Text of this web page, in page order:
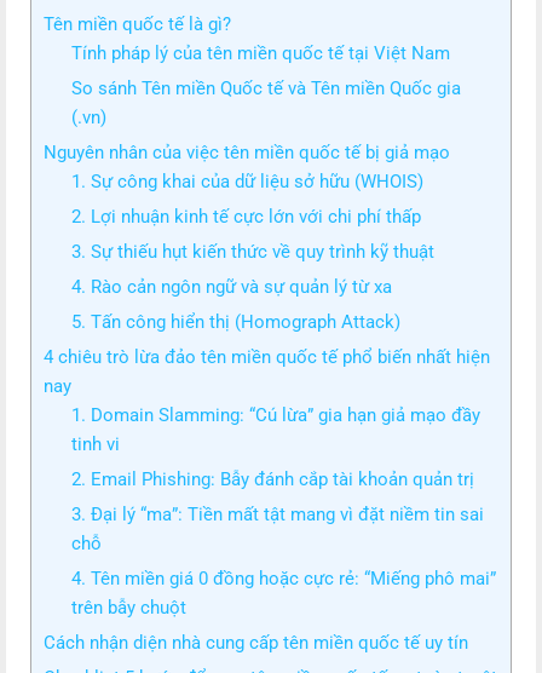
Tên miền quốc tế là gì?
Tính pháp lý của tên miền quốc tế tại Việt Nam
So sánh Tên miền Quốc tế và Tên miền Quốc gia
(.vn)
Nguyên nhân của việc tên miền quốc tế bị giả mạo
1. Sự công khai của dữ liệu sở hữu (WHOIS)
2. Lợi nhuận kinh tế cực lớn với chi phí thấp
3. Sự thiếu hụt kiến thức về quy trình kỹ thuật
4. Rào cản ngôn ngữ và sự quản lý từ xa
5. Tấn công hiển thị (Homograph Attack)
4 chiêu trò lừa đảo tên miền quốc tế phổ biến nhất hiện
nay
1. Domain Slamming: “Cú lừa” gia hạn giả mạo đầy
tinh vi
2. Email Phishing: Bẫy đánh cắp tài khoản quản trị
3. Đại lý “ma”: Tiền mất tật mang vì đặt niềm tin sai
chỗ
4. Tên miền giá 0 đồng hoặc cực rẻ: “Miếng phô mai”
trên bẫy chuột
Cách nhận diện nhà cung cấp tên miền quốc tế uy tín